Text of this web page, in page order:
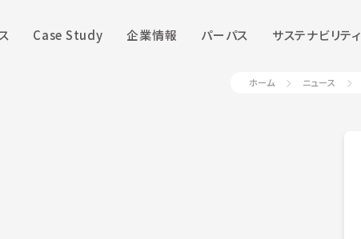
Case Study 企業情報 パーパス サステナビリティ
ホーム ニュース